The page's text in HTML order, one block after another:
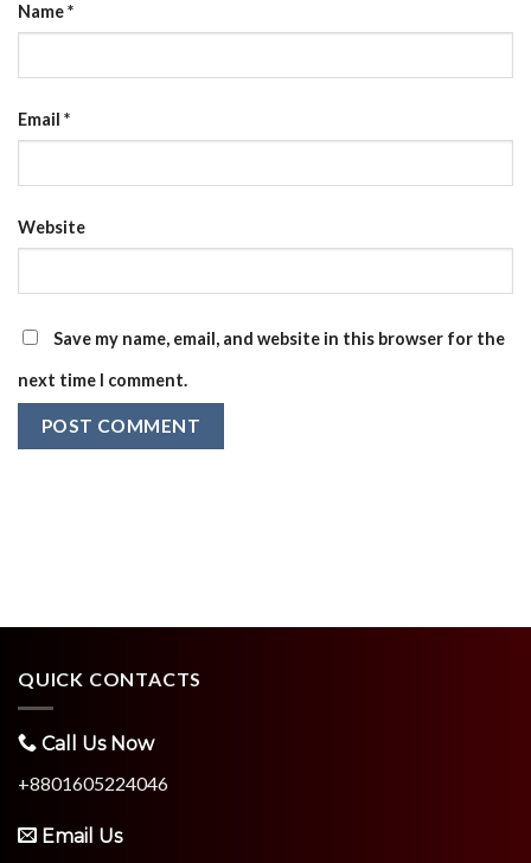
Name*
Email *
Website
Save my name, email, and website in this browser for the
next time I comment.
QUICK CONTACTS
Call Us Now
+8801605224046
Email Us